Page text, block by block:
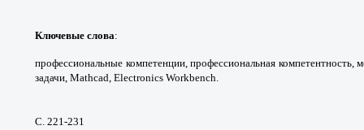
Ключевые слова:
профессиональные компетенции, профессиональная компетентность,
задачи, Mathcad, Electronics Workbench.
С. 221-231